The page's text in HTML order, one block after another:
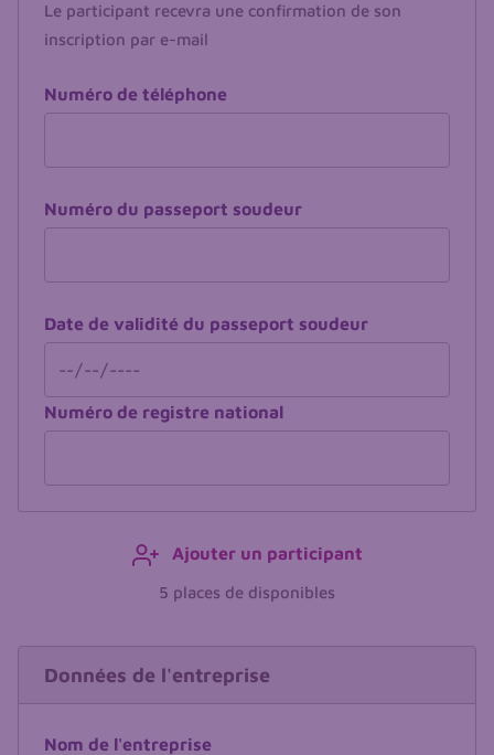
Le participant recevra une confirmation de son
inscription par e-mail
Numéro de téléphone
Numéro du passeport soudeur
Date de validité du passeport soudeur
Numéro de registre national
Ajouter un participant
5 places de disponibles
Données de l'entreprise
Nom de l'entreprise